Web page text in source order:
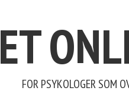
ET
FOR PSYKOLOGER SOM